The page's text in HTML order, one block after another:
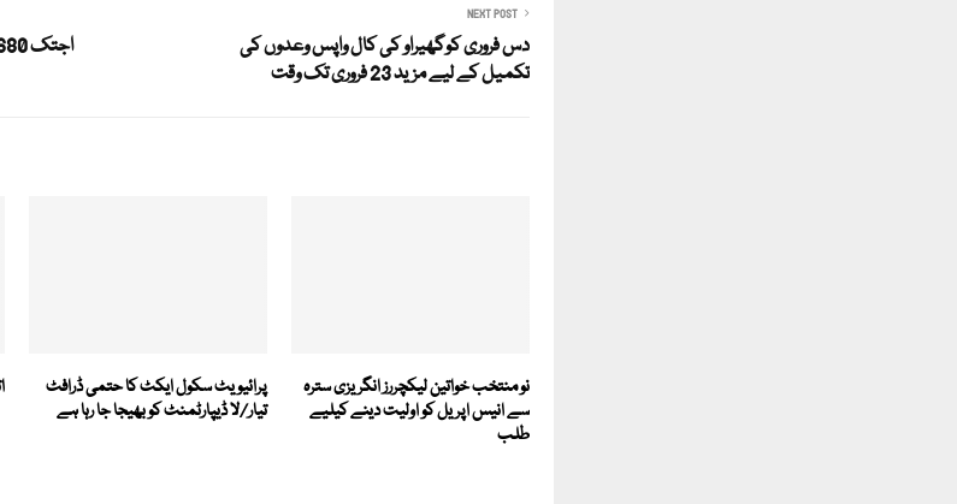
اجتک 680میں سے 330 کالجز کی رجسٹریشن
NEXT POST
دس فروری کوگھیراو کی کال واپس وعدوں کی
تکمیل کے لیے مزید 23 فروری تک وقت
پرائیویٹ سکول ایکٹ کا حتمی ڈرافٹ
تیار/لا ڈیپارٹمنٹ کو بھیجا جا رہا ہے
نو منتخب خواتین لیکچررز انگریزی سترہ
سے انیس اپریل کو اولیت دینے کیلیے
طلب